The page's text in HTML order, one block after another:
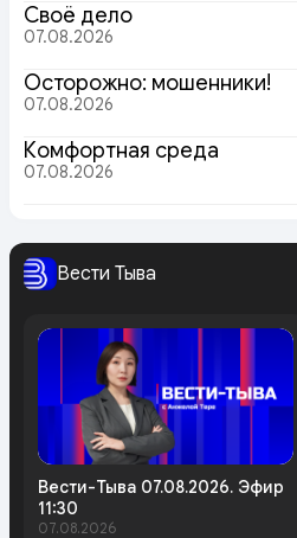
Своё дело
07.08.2026
Осторожно: мошенники!
07.08.2026
Комфортная среда
07.08.2026
Вести Тыва
Вести-Тыва 07.08.2026. Эфир
11:30
07.08.2026